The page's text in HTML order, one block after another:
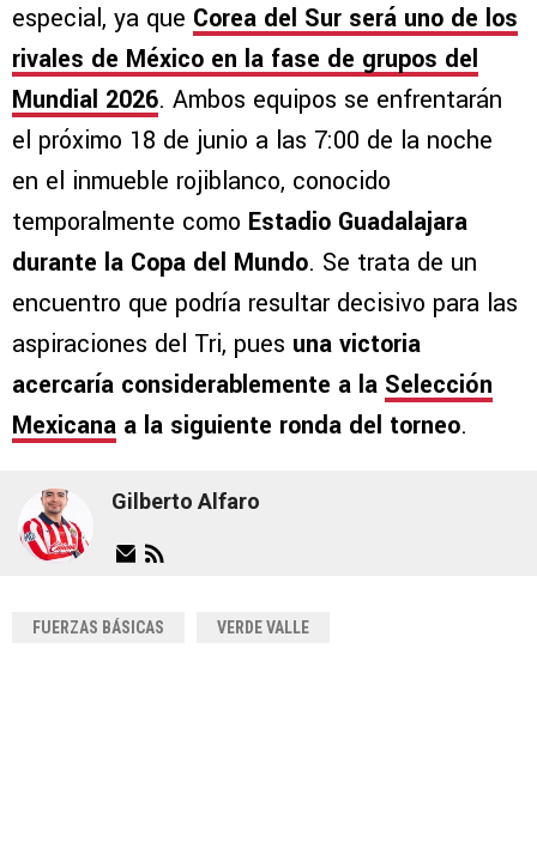
especial, ya que Corea del Sur será uno de los
rivales de México en la fase de grupos del
Mundial 2026. Ambos equipos se enfrentarán
el próximo 18 de junio a las 7:00 de la noche
en el inmueble rojiblanco, conocido
temporalmente como Estadio Guadalajara
durante la Copa del Mundo. Se trata de un
encuentro que podría resultar decisivo para las
aspiraciones del Tri, pues una victoria
acercaría considerablemente a la Selección
Mexicana a la siguiente ronda del torneo.
Gilberto Alfaro
FUERZAS BÁSICAS VERDE VALLE